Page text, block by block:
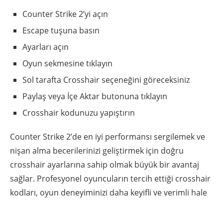
Counter Strike 2’yi açın
Escape tuşuna basın
Ayarları açın
Oyun sekmesine tıklayın
Sol tarafta Crosshair seçeneğini göreceksiniz
Paylaş veya İçe Aktar butonuna tıklayın
Crosshair kodunuzu yapıştırın
Counter Strike 2’de en iyi performansı sergilemek ve
nişan alma becerilerinizi geliştirmek için doğru
crosshair ayarlarına sahip olmak büyük bir avantaj
sağlar. Profesyonel oyuncuların tercih ettiği crosshair
kodları, oyun deneyiminizi daha keyifli ve verimli hale